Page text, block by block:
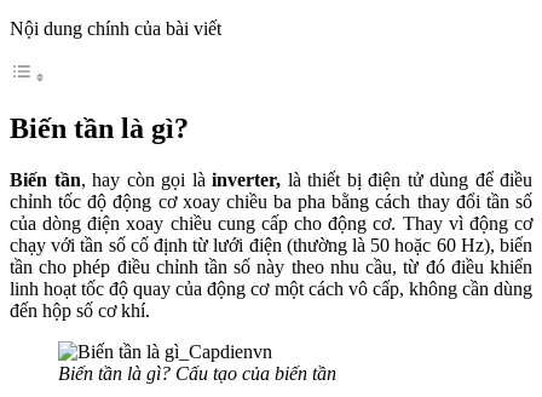
Nội dung chính của bài viết
Biến tần là gì?
Biến tần, hay còn gọi là inverter, là thiết bị điện tử dùng để điều
chỉnh tốc độ động cơ xoay chiều ba pha bằng cách thay đổi tần số
của dòng điện xoay chiều cung cấp cho động cơ. Thay vì động cơ
chạy với tần số cố định từ lưới điện (thường là 50 hoặc 60 Hz), biến
tần cho phép điều chỉnh tần số này theo nhu cầu, từ đó điều khiển
linh hoạt tốc độ quay của động cơ một cách vô cấp, không cần dùng
đến hộp số cơ khí.
Biến tần là gì? Cấu tạo của biến tần